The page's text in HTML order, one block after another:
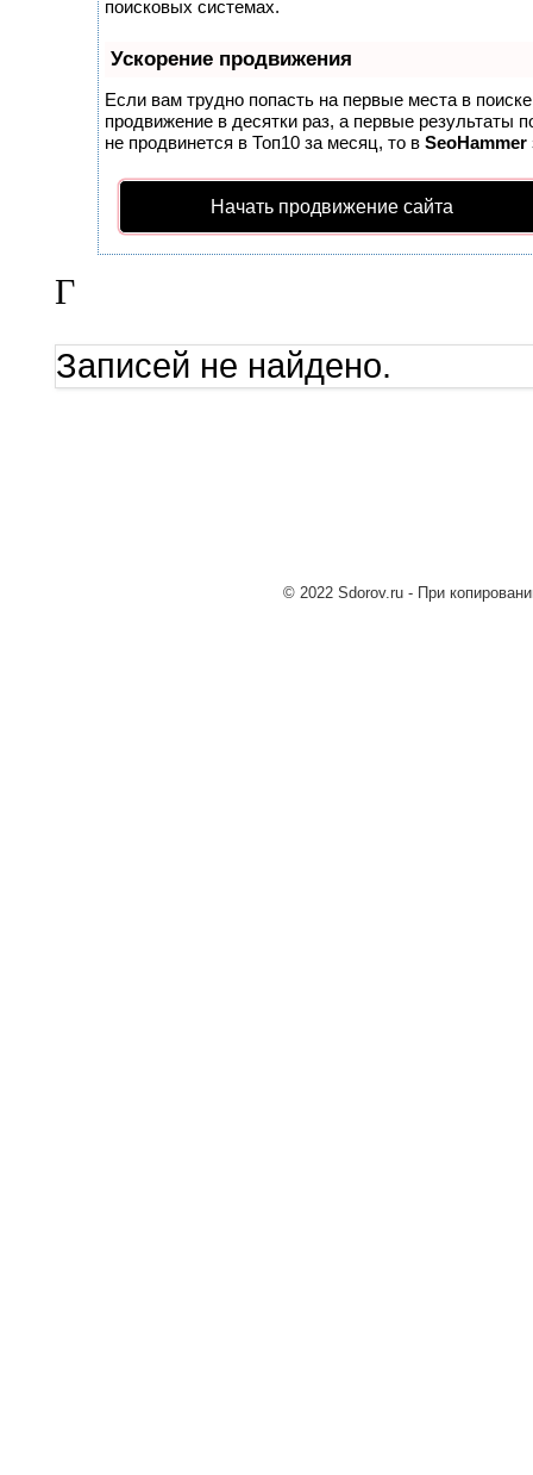
поисковых системах.
Ускорение продвижения
Если вам трудно попасть на первые места в
продвижение в десятки раз, а первые результаты
не продвинется в Топ10 за месяц, то в SeoHammer
Начать продвижение сайта
Г
Записей не найдено.
© 2022 Sdorov.ru - При